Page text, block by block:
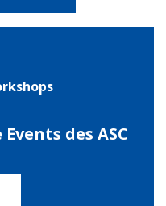
des ASC